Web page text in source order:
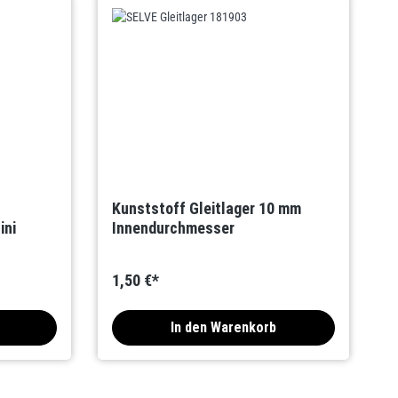
Kunststoff Gleitlager 10 mm
Innendurchmesser
1,50 €*
In den Warenkorb